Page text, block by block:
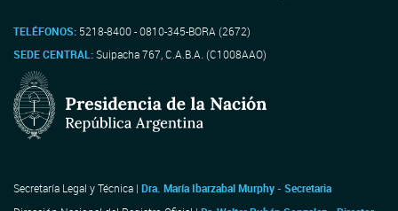
TELÉFONOS: 5218-8400 - 0810-345-BORA (2672)
SEDE CENTRAL:Suipacha 767, C.A.B.A. (C1008AAO)
Secretaría Legal y Técnica | Dra. María Ibarzabal Murphy - Secretaria